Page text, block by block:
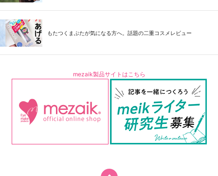
もたつくまぶたが気になる方へ。話題の二重コスメレビュー
mezaik製品サイトはこちら